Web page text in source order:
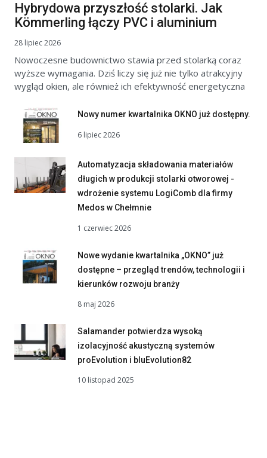
Hybrydowa przyszłość stolarki. Jak
Kömmerling łączy PVC i aluminium
28 lipiec 2026
Nowoczesne budownictwo stawia przed stolarką coraz
wyższe wymagania. Dziś liczy się już nie tylko atrakcyjny
wygląd okien, ale również ich efektywność energetyczna
Nowy numer kwartalnika OKNO już dostępny.
6 lipiec 2026
Automatyzacja składowania materiałów
długich w produkcji stolarki otworowej -
wdrożenie systemu LogiComb dla firmy
Medos w Chełmnie
1 czerwiec 2026
Nowe wydanie kwartalnika „OKNO” już
dostępne – przegląd trendów, technologii i
kierunków rozwoju branży
8 maj 2026
Salamander potwierdza wysoką
izolacyjność akustyczną systemów
proEvolution i bluEvolution82
10 listopad 2025